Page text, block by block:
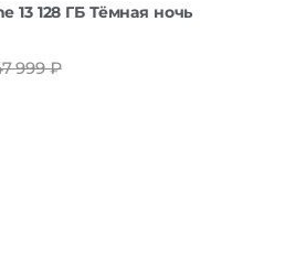
13 128 ГБ Тёмная ночь
999₽